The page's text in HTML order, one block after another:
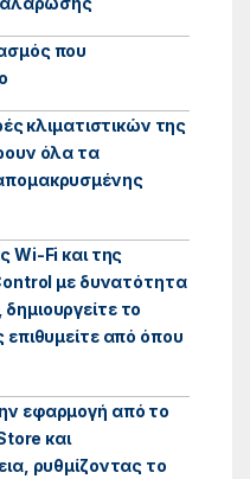
που
κλιματιστικών της
όλα τα
Wi-Fi και της
με δυνατότητα
το
επιθυμείτε από όπου
εφαρμογή από το
και
ρυθμίζοντας το